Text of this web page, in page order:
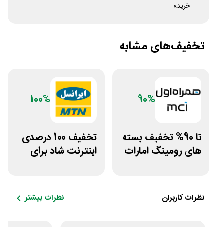
خرید»
تخفیف‌های مشابه
90%
تا 90% تخفیف بسته
های رومینگ امارات
100%
تخفیف 100 درصدی
اینترنت شاد برای
نظرات کاربران نظرات بیشتر